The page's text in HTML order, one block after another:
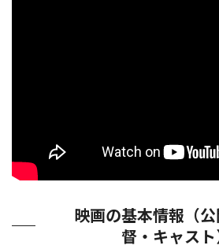
映画の基本情報（
督・キャスト